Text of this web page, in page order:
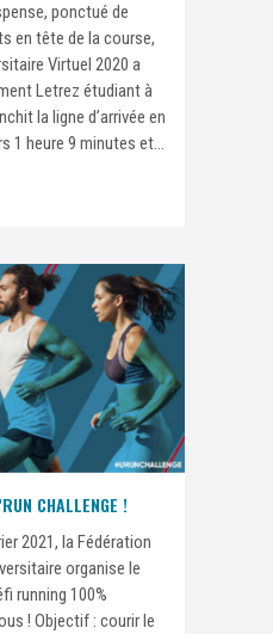
ponctué de
en tête de la course,
Virtuel 2020 a
Letrez étudiant à
la ligne d’arrivée en
1 heure 9 minutes et...
CHALLENGE !
2021, la Fédération
organise le
running 100%
! Objectif : courir le